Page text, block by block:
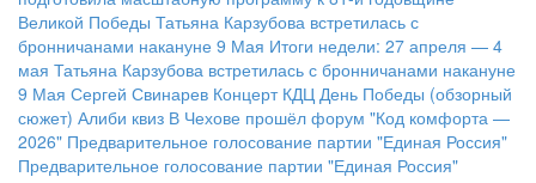
Великой Победы Татьяна Карзубова встретилась с
бронничанами накануне 9 Мая Итоги недели: 27 апреля — 4
мая Татьяна Карзубова встретилась с бронничанами накануне
9 Мая Сергей Свинарев Концерт КДЦ День Победы (обзорный
сюжет) Алиби квиз В Чехове прошёл форум "Код комфорта —
2026" Предварительное голосование партии "Единая Россия"
Предварительное голосование партии "Единая Россия"